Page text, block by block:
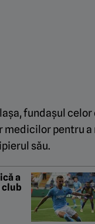
fundașul celor
medicilor pentru a
său.
a
club